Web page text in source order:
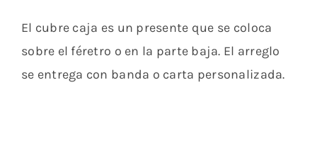
El cubre caja es un presente que se coloca
sobre el féretro o en la parte baja. El arreglo
se entrega con banda o carta personalizada.